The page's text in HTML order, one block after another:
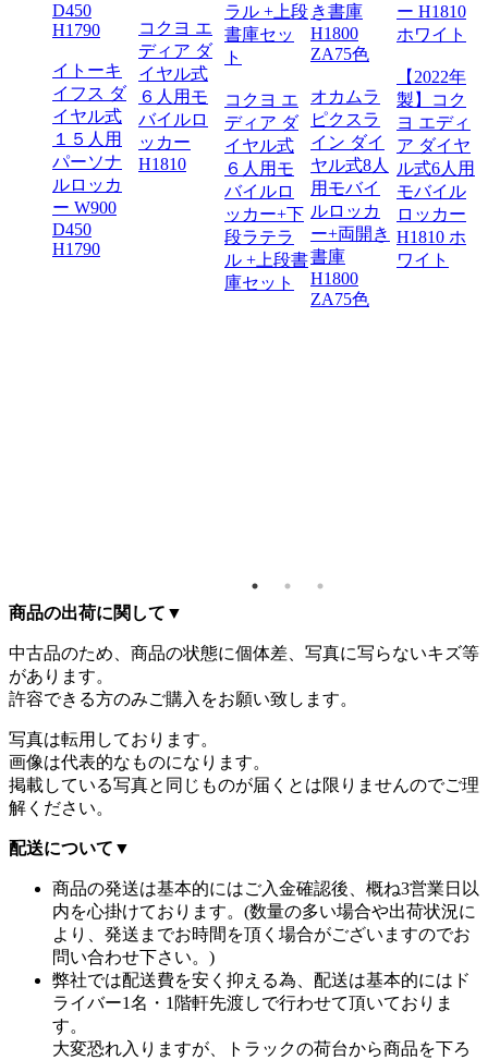
イトーキ
イフス ダ
イヤル式
１５人用
パーソナ
ルロッカ
ー W900
D450
H1790
コクヨ エ
ディア ダ
イヤル式
６人用モ
バイルロ
ッカー
H1810
コクヨ エ
ディア ダ
イヤル式
６人用モ
バイルロ
ッカー+下
段ラテラ
ル +上段書
庫セット
オカムラ
ピクスラ
イン ダイ
ヤル式8人
用モバイ
ルロッカ
ー+両開き
書庫
H1800
ZA75色
【2022年
製】コク
ヨ エディ
ア ダイヤ
ル式6人用
モバイル
ロッカー
H1810 ホ
ワイト
商品の出荷に関して ▼
中古品のため、商品の状態に個体差、写真に写らないキズ等
があります。
許容できる方のみご購入をお願い致します。
写真は転用しております。
画像は代表的なものになります。
掲載している写真と同じものが届くとは限りませんのでご理
解ください。
配送について ▼
商品の発送は基本的にはご入金確認後、概ね3営業日以
内を心掛けております。(数量の多い場合や出荷状況に
より、発送までお時間を頂く場合がございますのでお
問い合わせ下さい。)
弊社では配送費を安く抑える為、配送は基本的にはド
ライバー1名・1階軒先渡しで行わせて頂いておりま
す。
大変恐れ入りますが、トラックの荷台から商品を下ろ